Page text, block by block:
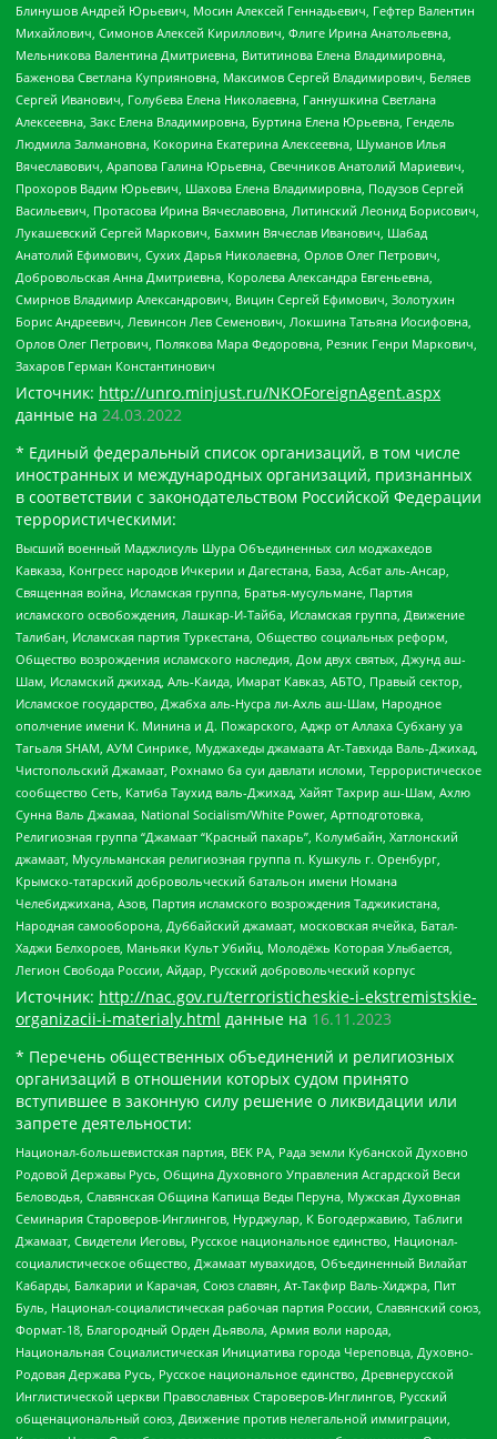
Блинушов Андрей Юрьевич, Мосин Алексей Геннадьевич, Гефтер Валентин
Михайлович, Симонов Алексей Кириллович, Флиге Ирина Анатольевна,
Мельникова Валентина Дмитриевна, Вититинова Елена Владимировна,
Баженова Светлана Куприяновна, Максимов Сергей Владимирович, Беляев
Сергей Иванович, Голубева Елена Николаевна, Ганнушкина Светлана
Алексеевна, Закс Елена Владимировна, Буртина Елена Юрьевна, Гендель
Людмила Залмановна, Кокорина Екатерина Алексеевна, Шуманов Илья
Вячеславович, Арапова Галина Юрьевна, Свечников Анатолий Мариевич,
Прохоров Вадим Юрьевич, Шахова Елена Владимировна, Подузов Сергей
Васильевич, Протасова Ирина Вячеславовна, Литинский Леонид Борисович,
Лукашевский Сергей Маркович, Бахмин Вячеслав Иванович, Шабад
Анатолий Ефимович, Сухих Дарья Николаевна, Орлов Олег Петрович,
Добровольская Анна Дмитриевна, Королева Александра Евгеньевна,
Смирнов Владимир Александрович, Вицин Сергей Ефимович, Золотухин
Борис Андреевич, Левинсон Лев Семенович, Локшина Татьяна Иосифовна,
Орлов Олег Петрович, Полякова Мара Федоровна, Резник Генри Маркович,
Захаров Герман Константинович
Источник: http://unro.minjust.ru/NKOForeignAgent.aspx
данные на 24.03.2022
* Единый федеральный список организаций, в том числе
иностранных и международных организаций, признанных
в соответствии с законодательством Российской Федерации
террористическими:
Высший военный Маджлисуль Шура Объединенных сил моджахедов
Кавказа, Конгресс народов Ичкерии и Дагестана, База, Асбат аль-Ансар,
Священная война, Исламская группа, Братья-мусульмане, Партия
исламского освобождения, Лашкар-И-Тайба, Исламская группа, Движение
Талибан, Исламская партия Туркестана, Общество социальных реформ,
Общество возрождения исламского наследия, Дом двух святых, Джунд аш-
Шам, Исламский джихад, Аль-Каида, Имарат Кавказ, АБТО, Правый сектор,
Исламское государство, Джабха аль-Нусра ли-Ахль аш-Шам, Народное
ополчение имени К. Минина и Д. Пожарского, Аджр от Аллаха Субхану уа
Тагьаля SHAM, АУМ Синрике, Муджахеды джамаата Ат-Тавхида Валь-Джихад,
Чистопольский Джамаат, Рохнамо ба суи давлати исломи, Террористическое
сообщество Сеть, Катиба Таухид валь-Джихад, Хайят Тахрир аш-Шам, Ахлю
Сунна Валь Джамаа, National Socialism/White Power, Артподготовка,
Религиозная группа “Джамаат “Красный пахарь”, Колумбайн, Хатлонский
джамаат, Мусульманская религиозная группа п. Кушкуль г. Оренбург,
Крымско-татарский добровольческий батальон имени Номана
Челебиджихана, Азов, Партия исламского возрождения Таджикистана,
Народная самооборона, Дуббайский джамаат, московская ячейка, Батал-
Хаджи Белхороев, Маньяки Культ Убийц, Молодёжь Которая Улыбается,
Легион Свобода России, Айдар, Русский добровольческий корпус
Источник: http://nac.gov.ru/terroristicheskie-i-ekstremistskie-
organizacii-i-materialy.html данные на 16.11.2023
* Перечень общественных объединений и религиозных
организаций в отношении которых судом принято
вступившее в законную силу решение о ликвидации или
запрете деятельности:
Национал-большевистская партия, ВЕК РА, Рада земли Кубанской Духовно
Родовой Державы Русь, Община Духовного Управления Асгардской Веси
Беловодья, Славянская Община Капища Веды Перуна, Мужская Духовная
Семинария Староверов-Инглингов, Нурджулар, К Богодержавию, Таблиги
Джамаат, Свидетели Иеговы, Русское национальное единство, Национал-
социалистическое общество, Джамаат мувахидов, Объединенный Вилайат
Кабарды, Балкарии и Карачая, Союз славян, Ат-Такфир Валь-Хиджра, Пит
Буль, Национал-социалистическая рабочая партия России, Славянский союз,
Формат-18, Благородный Орден Дьявола, Армия воли народа,
Национальная Социалистическая Инициатива города Череповца, Духовно-
Родовая Держава Русь, Русское национальное единство, Древнерусской
Инглистической церкви Православных Староверов-Инглингов, Русский
общенациональный союз, Движение против нелегальной иммиграции,